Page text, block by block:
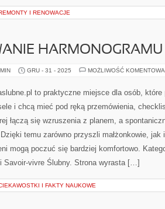
I RENOWACJE
HARMONOGRAMU
GRU - 31 - 2025 MOŻLIWOŚĆ
to praktyczne miejsce dla osób, które
i chcą mieć pod ręką przemówienia,
łączą się wzruszenia z planem, a
temu zarówno przyszli małżonkowie, jak
mogą poczuć się bardziej komfortowo.
Savoir-vivre Ślubny. Strona wyrasta […]
I FAKTY NAUKOWE